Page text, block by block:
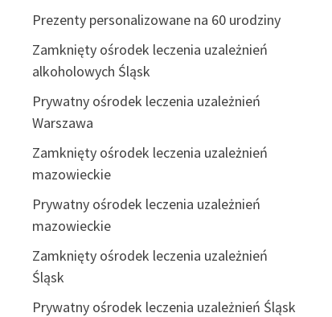
Prezenty personalizowane na 60 urodziny
Zamknięty ośrodek leczenia uzależnień
alkoholowych Śląsk
Prywatny ośrodek leczenia uzależnień
Warszawa
Zamknięty ośrodek leczenia uzależnień
mazowieckie
Prywatny ośrodek leczenia uzależnień
mazowieckie
Zamknięty ośrodek leczenia uzależnień
Śląsk
Prywatny ośrodek leczenia uzależnień Śląsk